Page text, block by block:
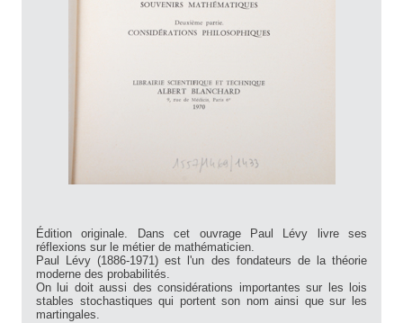
Édition originale. Dans cet ouvrage Paul Lévy livre ses
réflexions sur le métier de mathématicien.
Paul Lévy (1886-1971) est l'un des fondateurs de la théorie
moderne des probabilités.
On lui doit aussi des considérations importantes sur les lois
stables stochastiques qui portent son nom ainsi que sur les
martingales.